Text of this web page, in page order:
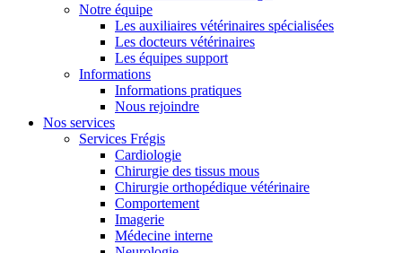
Notre équipe
Les auxiliaires vétérinaires spécialisées
Les docteurs vétérinaires
Les équipes support
Informations
Informations pratiques
Nous rejoindre
Nos services
Services Frégis
Cardiologie
Chirurgie des tissus mous
Chirurgie orthopédique vétérinaire
Comportement
Imagerie
Médecine interne